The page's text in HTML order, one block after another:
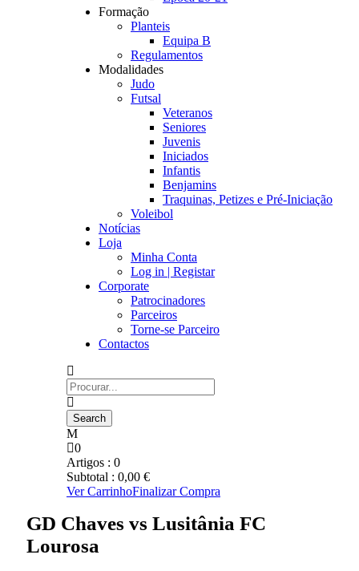
Formação
Planteis
Equipa B
Regulamentos
Modalidades
Judo
Futsal
Veteranos
Seniores
Juvenis
Iniciados
Infantis
Benjamins
Traquinas, Petizes e Pré-Iniciação
Voleibol
Notícias
Loja
Minha Conta
Log in | Registar
Corporate
Patrocinadores
Parceiros
Torne-se Parceiro
Contactos
0
Artigos : 0
Subtotal : 0,00 €
Ver CarrinhoFinalizar Compra
GD Chaves vs Lusitânia FC
Lourosa